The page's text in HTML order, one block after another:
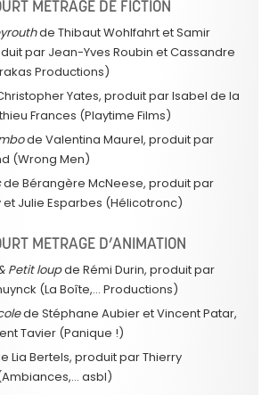
METRAGE DE FICTION
de Thibaut Wohlfahrt et Samir
par Jean-Yves Roubin et Cassandre
Productions)
Yates, produit par Isabel de la
Frances (Playtime Films)
de Valentina Maurel, produit par
(Wrong Men)
de Bérangère McNeese, produit par
et Julie Esparbes (Hélicotronc)
METRAGE D’ANIMATION
Petit loupde Rémi Durin, produit par
(La Boîte,… Productions)
de Stéphane Aubier et Vincent Patar,
Tavier (Panique !)
Lia Bertels, produit par Thierry
asbl)